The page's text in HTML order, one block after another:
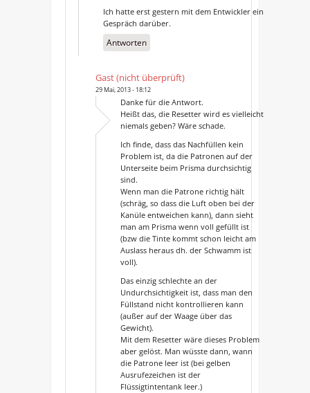
Ich hatte erst gestern mit dem Entwickler ein
Gespräch darüber.
Antworten
Gast (nicht überprüft)
29 Mai, 2013 - 18:12
Danke für die Antwort.
Heißt das, die Resetter wird es vielleicht
niemals geben? Wäre schade.
Ich finde, dass das Nachfüllen kein
Problem ist, da die Patronen auf der
Unterseite beim Prisma durchsichtig
sind.
Wenn man die Patrone richtig hält
(schräg, so dass die Luft oben bei der
Kanüle entweichen kann), dann sieht
man am Prisma wenn voll gefüllt ist
(bzw die Tinte kommt schon leicht am
Auslass heraus dh. der Schwamm ist
voll).
Das einzig schlechte an der
Undurchsichtigkeit ist, dass man den
Füllstand nicht kontrollieren kann
(außer auf der Waage über das
Gewicht).
Mit dem Resetter wäre dieses Problem
aber gelöst. Man wüsste dann, wann
die Patrone leer ist (bei gelben
Ausrufezeichen ist der
Flüssigtintentank leer.)